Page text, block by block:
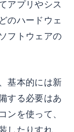
アプリやシス
のハードウェ
フトウェアの
基本的には新
する必要はあ
ンを使って、
したりすれ